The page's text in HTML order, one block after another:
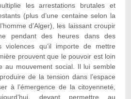
les arrestations brutales et
(plus d’une centaine selon la
d’Alger), les laissant croupir
pendant des heures dans des
violences qu’il importe de mettre
prouvent que le pouvoir est loin
au mouvement social. Il lui semble
de la tension dans l’espace
à l’émergence de la citoyenneté,
devant permettre au